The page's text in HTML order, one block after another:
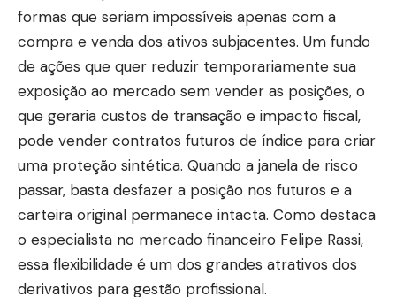
formas que seriam impossíveis apenas com a
compra e venda dos ativos subjacentes. Um fundo
de ações que quer reduzir temporariamente sua
exposição ao mercado sem vender as posições, o
que geraria custos de transação e impacto fiscal,
pode vender contratos futuros de índice para criar
uma proteção sintética. Quando a janela de risco
passar, basta desfazer a posição nos futuros e a
carteira original permanece intacta. Como destaca
o especialista no mercado financeiro Felipe Rassi,
essa flexibilidade é um dos grandes atrativos dos
derivativos para gestão profissional.